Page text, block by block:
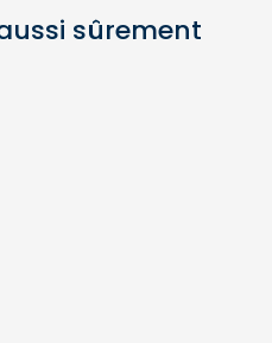
sûrement